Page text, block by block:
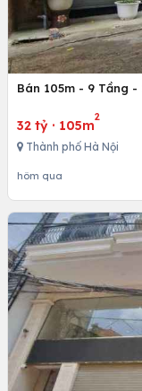
Bán 105m - 9 Tầng -
32 tỷ · 105m
2
Thành phố Hà Nội
hôm qua